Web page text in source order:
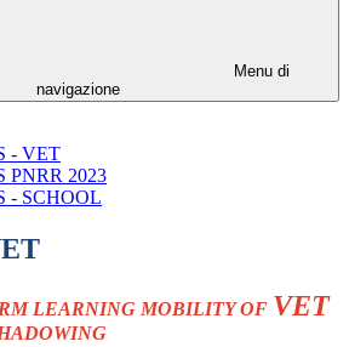
Menu di
navigazione
- VET
PNRR 2023
- SCHOOL
LEARNING MOBILITY OF VET